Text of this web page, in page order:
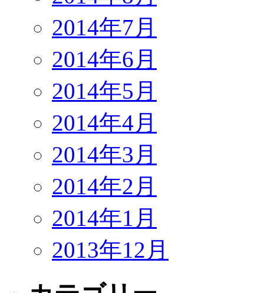
2014年7月
2014年6月
2014年5月
2014年4月
2014年3月
2014年2月
2014年1月
2013年12月